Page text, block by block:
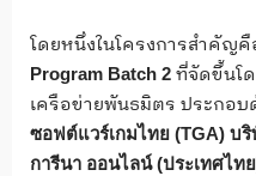
โดยหนึ่งในโครงการสำคัญคื
Program Batch 2 ที่จัดขึ้นโ
เครือข่ายพันธมิตร ประกอบ
ซอฟต์แวร์เกมไทย (TGA) บริ
การีนา ออนไลน์ (ประเทศไท